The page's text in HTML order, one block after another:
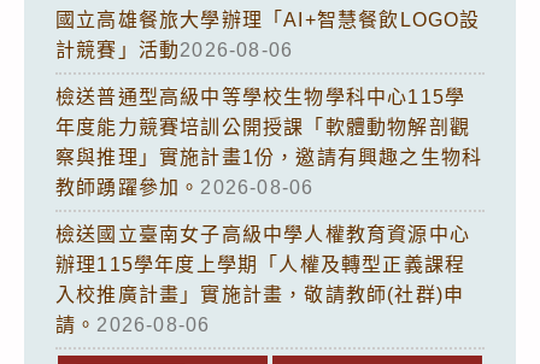
國立高雄餐旅大學辦理「AI+智慧餐飲LOGO設
計競賽」活動2026-08-06
檢送普通型高級中等學校生物學科中心115學
年度能力競賽培訓公開授課「軟體動物解剖觀
察與推理」實施計畫1份，邀請有興趣之生物科
教師踴躍參加。 2026-08-06
檢送國立臺南女子高級中學人權教育資源中心
辦理115學年度上學期「人權及轉型正義課程
入校推廣計畫」實施計畫，敬請教師(社群)申
請。 2026-08-06